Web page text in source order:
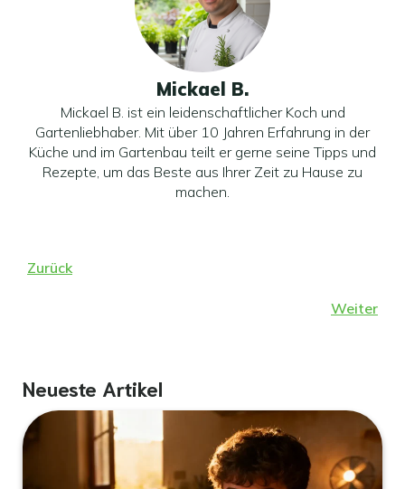
Mickael B.
Mickael B. ist ein leidenschaftlicher Koch und
Gartenliebhaber. Mit über 10 Jahren Erfahrung in der
Küche und im Gartenbau teilt er gerne seine Tipps und
Rezepte, um das Beste aus Ihrer Zeit zu Hause zu
machen.
Zurück
Weiter
Neueste Artikel